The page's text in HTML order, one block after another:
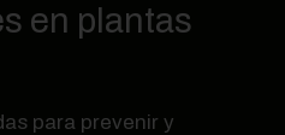
en plantas
para prevenir y